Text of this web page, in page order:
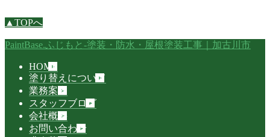
▲TOPへ
PaintBase.ふじもと-塗装・防水・屋根塗装工事｜加古川市
HOME
塗り替えについて
業務案内
スタッフブログ
会社概要
お問い合わせ